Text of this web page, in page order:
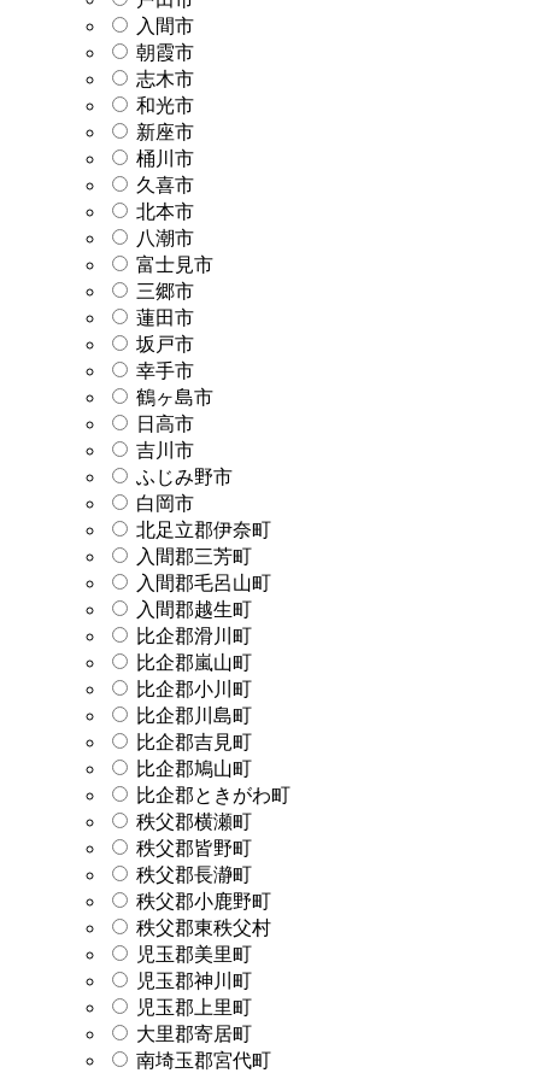
入間市
朝霞市
志木市
和光市
新座市
桶川市
久喜市
北本市
八潮市
富士見市
三郷市
蓮田市
坂戸市
幸手市
鶴ヶ島市
日高市
吉川市
ふじみ野市
白岡市
北足立郡伊奈町
入間郡三芳町
入間郡毛呂山町
入間郡越生町
比企郡滑川町
比企郡嵐山町
比企郡小川町
比企郡川島町
比企郡吉見町
比企郡鳩山町
比企郡ときがわ町
秩父郡横瀬町
秩父郡皆野町
秩父郡長瀞町
秩父郡小鹿野町
秩父郡東秩父村
児玉郡美里町
児玉郡神川町
児玉郡上里町
大里郡寄居町
南埼玉郡宮代町